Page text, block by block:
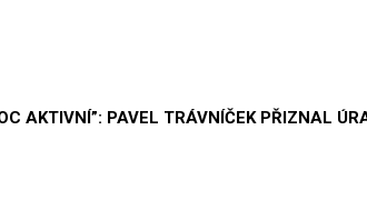
AKTIVNÍ”: PAVEL TRÁVNÍČEK PŘIZNAL